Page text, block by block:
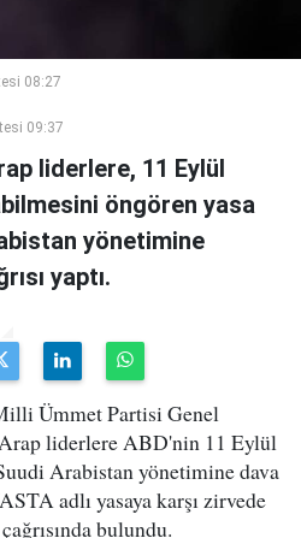
08:27
09:37
liderlere, 11 Eylül
öngören yasa
yönetimine
yaptı.
Ümmet Partisi Genel
liderlere ABD'nin 11 Eylül
Arabistan yönetimine dava
adlı yasaya karşı zirvede
bulundu.